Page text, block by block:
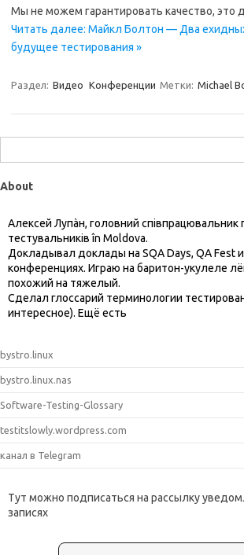
Мы не можем гарантировать качество, это
Читать далее: Майкл Болтон — Два
будущее тестирования »
Раздел: Видео Конференции Метки: Michael
About
Алексей Лупàн, головний спiвпрацювальник
тестувальників în Moldova.
Докладывал доклады на SQA Days, QA Fest
конференциях. Играю на баритон-укулеле
похожий на тяжелый.
Сделал глоссарий терминологии
интересное). Ещё есть
bystro.linux
bystro.linux.nas
Software-Testing-Glossary
testitslowly.wordpress.com
канал в Telegram
Тут можно подписаться на рассылку
записях